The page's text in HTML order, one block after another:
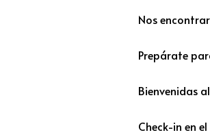
Nos
Prepárate
Bienvenidas
Check-in en